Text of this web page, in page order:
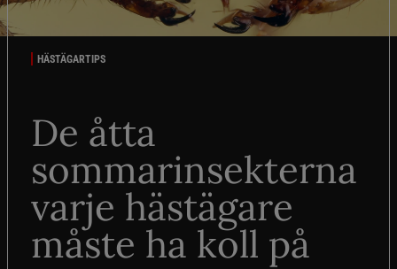
HÄSTÄGARTIPS
De åtta
sommarinsekterna
varje hästägare
måste ha koll på